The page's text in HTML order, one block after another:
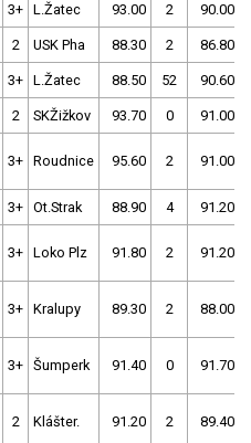
3+ L.Žatec 93.00 2 90.00
2 USK Pha 88.30 2 86.80
3+ L.Žatec 88.50 52 90.60
2 SKŽižkov 93.70 0 91.00
3+ Roudnice 95.60 2 91.00
3+ Ot.Strak 88.90 4 91.20
3+ Loko Plz 91.80 2 91.20
3+ Kralupy 89.30 2 88.00
3+ Šumperk 91.40 0 91.70
2 Klášter. 91.20 2 89.40